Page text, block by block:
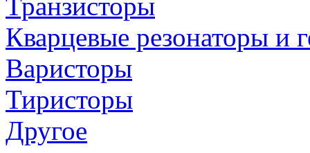
Кварцевые резонаторы и
Варисторы
Тиристоры
Другое